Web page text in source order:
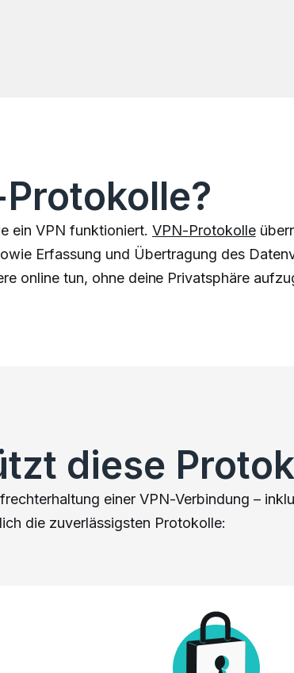
ein VPN funktioniert. VPN-Protokolle
Erfassung und Übertragung des
online tun, ohne deine Privatsphäre
diese
einer VPN-Verbindung –
die zuverlässigsten Protokolle: